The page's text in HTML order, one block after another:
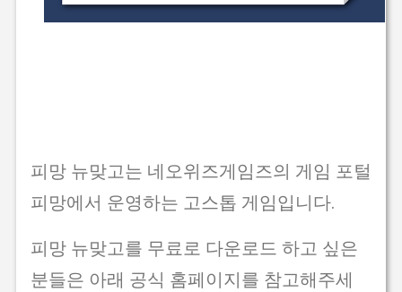
피망 뉴맞고는 네오위즈게임즈의 게임 포털
피망에서 운영하는 고스톱 게임입니다.
피망 뉴맞고를 무료로 다운로드 하고 싶은
분들은 아래 공식 홈페이지를 참고해주세